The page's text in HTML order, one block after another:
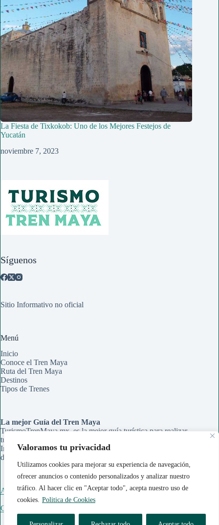
Valoramos tu privacidad
Utilizamos cookies para mejorar su experiencia de navegación,
ofrecer anuncios o contenido personalizados y analizar nuestro
tráfico. Al hacer clic en "Aceptar todo", acepta nuestro uso de
cookies. Politica de Cookies
La Fiesta de Tixkokob: Uno de los Mejores Festejos de
Yucatán
noviembre 7, 2023
Síguenos
Sitio Informativo no oficial
Menú
Inicio
Conoce el Tren Maya
Ruta del Tren Maya
Destinos
Tipos de Trenes
La mejor Guía del Tren Maya
TurismoTrenMaya.mx, es la mejor guía turística para realizar
tu recorrido en el Tren Maya. Aqui encontrarás Rutas,
Información de Estaciones y Paraderos, Guías de Información
de cada ciudad y Tips para organizar tu viaje.
Acerca de Nosotros
Contáctanos